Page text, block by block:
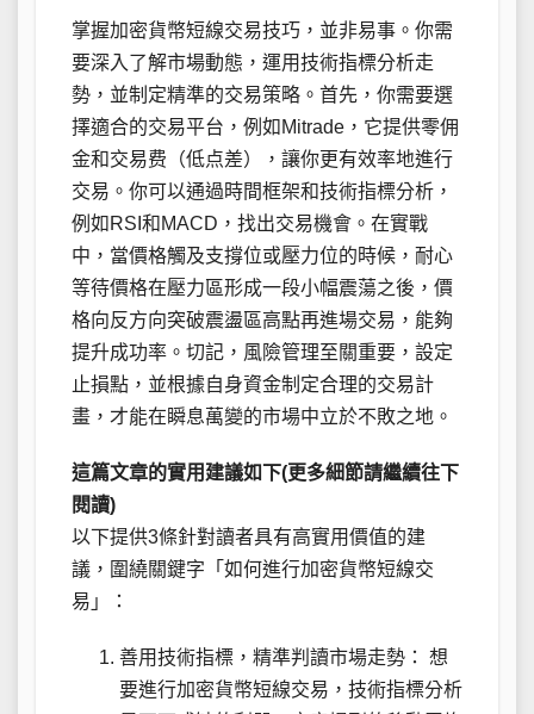
掌握加密貨幣短線交易技巧，並非易事。你需
要深入了解市場動態，運用技術指標分析走
勢，並制定精準的交易策略。首先，你需要選
擇適合的交易平台，例如Mitrade，它提供零佣
金和交易费（低点差），讓你更有效率地進行
交易。你可以通過時間框架和技術指標分析，
例如RSI和MACD，找出交易機會。在實戰
中，當價格觸及支撐位或壓力位的時候，耐心
等待價格在壓力區形成一段小幅震蕩之後，價
格向反方向突破震盪區高點再進場交易，能夠
提升成功率。切記，風險管理至關重要，設定
止損點，並根據自身資金制定合理的交易計
畫，才能在瞬息萬變的市場中立於不敗之地。
這篇文章的實用建議如下(更多細節請繼續往下
閱讀)
以下提供3條針對讀者具有高實用價值的建
議，圍繞關鍵字「如何進行加密貨幣短線交
易」：
善用技術指標，精準判讀市場走勢： 想
要進行加密貨幣短線交易，技術指標分析